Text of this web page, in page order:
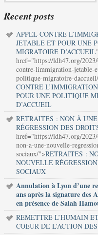
Recent posts
APPEL CONTRE
JETABLE ET POUR UNE
MIGRATOIRE D’ACCUEIL"
href="https://ldh47.org/
contre-limmigration-jetable-
politique-migratoire-
CONTRE
POUR UNE POLITIQUE
D’ACCUEIL
RETRAITES : NON À
RÉGRESSION DES
href="https://ldh47.org/
non-a-une-nouvelle-
sociaux/">RETRAITES :
NOUVELLE
SOCIAUX
Annulation à Lyon d’une
ans après la signature des
en présence de Salah
REMETTRE L’HUMAIN
COEUR DE L’ACTION